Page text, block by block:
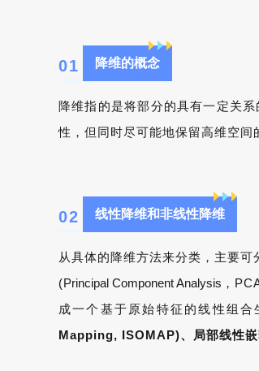
01 降维的概念
降维指的是将部分的具有一定关
性，但同时尽可能地保留高维空间
02 线性降维和非线性降维
从具体的降维方法来分类，主要
(Principal Component Analysis ，
成一个基于原始特征的线性组
Mapping, ISOMAP)、局部线性